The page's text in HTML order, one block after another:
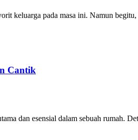
keluarga pada masa ini. Namun
Cantik
dan esensial dalam sebuah rumah.